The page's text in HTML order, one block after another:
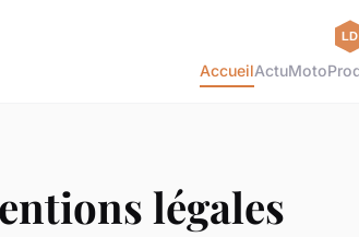
AccueilActuMoto
légales